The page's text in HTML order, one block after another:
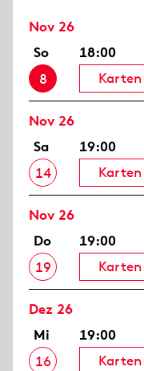
Nov 26
So
8
18:00
Karten
Nov 26
Sa
14
19:00
Karten
Nov 26
Do
19
19:00
Karten
Dez 26
Mi
16
19:00
Karten